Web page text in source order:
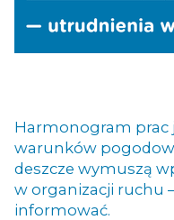
Harmonogram prac
warunków
deszcze wymuszą
w organizacji ruchu
informować.